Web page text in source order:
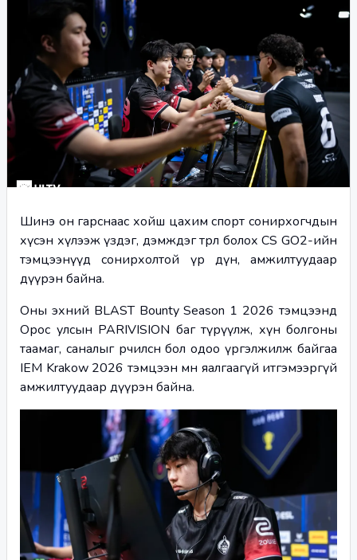
Шинэ он гарснаас хойш цахим спорт сонирхогчдын
хүсэн хүлээж үздэг, дэмждэг төрөл болох CS GO2-ийн
тэмцээнүүд сонирхолтой үр дүн, амжилтуудаар
дүүрэн байна.
Оны эхний BLAST Bounty Season 1 2026 тэмцээнд
Орос улсын PARIVISION баг түрүүлж, хүн болгоны
таамаг, саналыг өөрчилсөн бол одоо үргэлжилж байгаа
IEM Krakow 2026 тэмцээн мөн яалгаагүй итгэмээргүй
амжилтуудаар дүүрэн байна.